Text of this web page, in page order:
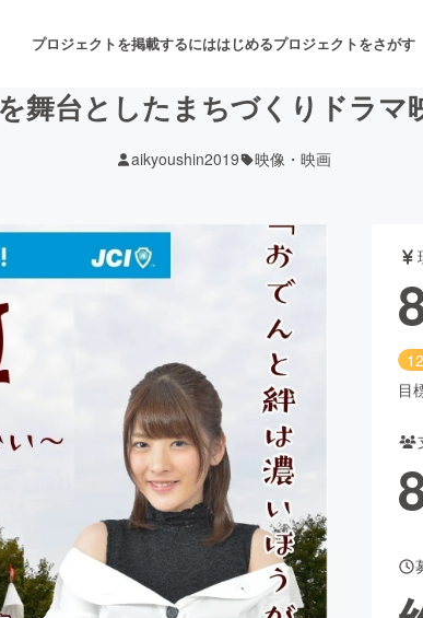
プロジェクトを掲載するにははじめるプロジェクトをさがす
音楽 舞台・パフォーマ
ゲーム・サービス開発
書籍・雑誌出版 アニメ・漫画
チャレンジ ビューティー・
CAMPFIRE for Social GoodCAMPFIRE Creation
CAMPFIREふるさと納税
machi-yaコミュニティ
舞台としたまちづくりドラマ
aikyoushin2019 映像・映画
目